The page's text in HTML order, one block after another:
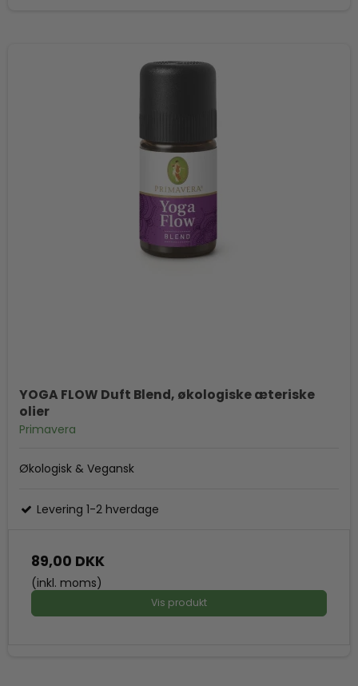
YOGA FLOW Duft Blend, økologiske æteriske
olier
Primavera
Økologisk & Vegansk
Levering 1-2 hverdage
89,00 DKK
(inkl. moms)
Vis produkt